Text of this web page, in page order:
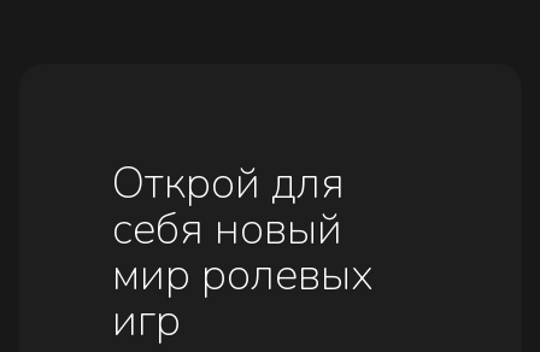
Открой для
себя новый
мир ролевых
игр